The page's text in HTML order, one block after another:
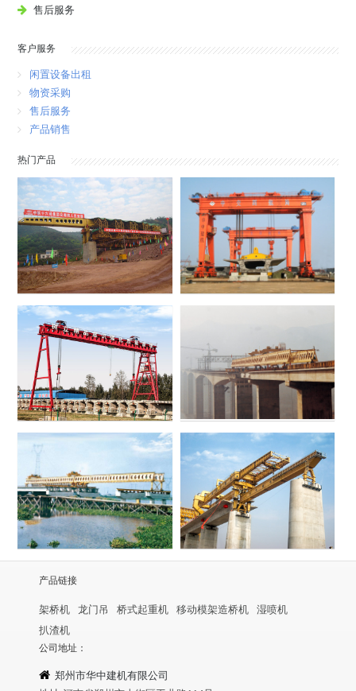
售后服务
客户服务
闲置设备出租
物资采购
售后服务
产品销售
热门产品
产品链接
架桥机 龙门吊 桥式起重机 移动模架造桥机 湿喷机
扒渣机
公司地址：
郑州市华中建机有限公司